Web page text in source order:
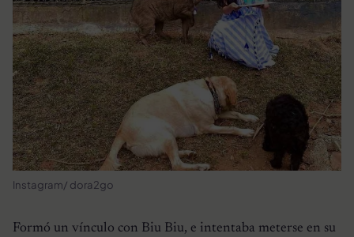
Instagram/ dora2go
Formó un vínculo con Biu Biu, e intentaba meterse en su